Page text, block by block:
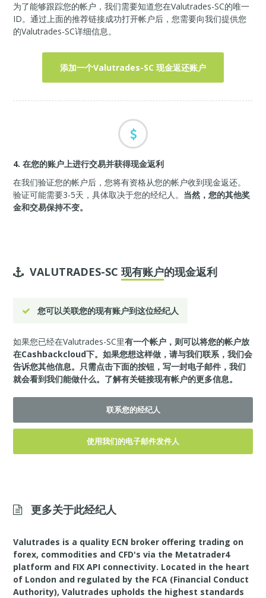
为了能够跟踪您的帐户，我们需要知道您在Valutrades-SC的唯一
ID。通过上面的推荐链接成功打开帐户后，您需要向我们提供您
的Valutrades-SC详细信息。
添加一个Valutrades-SC 现金返还账户
4. 在您的账户上进行交易并获得现金返利
在我们验证您的帐户后，您将有资格从您的帐户收到现金返还。
验证可能需要3-5天，具体取决于您的经纪人。 当然，您的其他奖
金和交易保持不变。
VALUTRADES-SC现有账户的现金返利
您可以关联您的现有账户到这位经纪人
如果您已经在Valutrades-SC里有一个帐户，则可以将您的帐户放
在Cashbackcloud下。如果您想这样做，请与我们联系，我们会
告诉您其他信息。只需点击下面的按钮，写一封电子邮件，我们
就会看到我们能做什么。 了解有关链接现有帐户的更多信息。
联系您的经纪人
使用我们的电子邮件发件人
更多关于此经纪人
Valutrades is a quality ECN broker offering trading on
forex, commodities and CFD's via the Metatrader4
platform and FIX API connectivity. Located in the heart
of London and regulated by the FCA (Financial Conduct
Authority), Valutrades upholds the highest standards